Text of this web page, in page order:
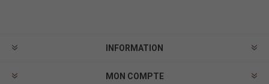
INFORMATION
MON COMPTE